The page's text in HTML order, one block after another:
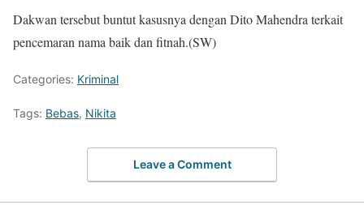
Dakwan tersebut buntut kasusnya dengan Dito Mahendra terkait
pencemaran nama baik dan fitnah.(SW)
Categories: Kriminal
Tags: Bebas, Nikita
Leave a Comment